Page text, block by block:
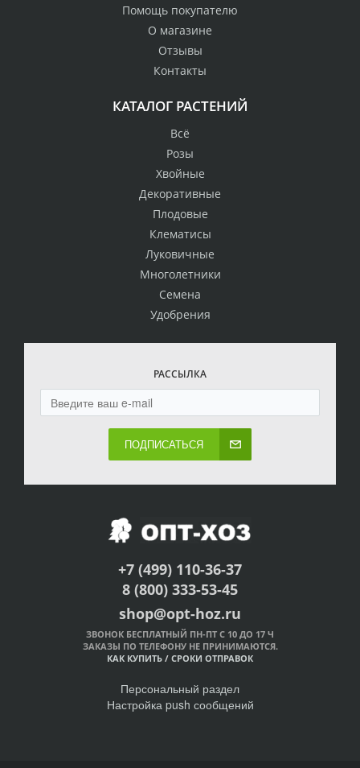
Помощь покупателю
О магазине
Отзывы
Контакты
КАТАЛОГ РАСТЕНИЙ
Всё
Розы
Хвойные
Декоративные
Плодовые
Клематисы
Луковичные
Многолетники
Семена
Удобрения
РАССЫЛКА
ПОДПИСАТЬСЯ
+7 (499) 110-36-37
8 (800) 333-53-45
shop@opt-hoz.ru
ЗВОНОК БЕСПЛАТНЫЙ ПН-ПТ С 10 ДО 17 Ч
ЗАКАЗЫ ПО ТЕЛЕФОНУ НЕ ПРИНИМАЮТСЯ.
КАК КУПИТЬ / СРОКИ ОТПРАВОК
Персональный раздел
Настройка push сообщений